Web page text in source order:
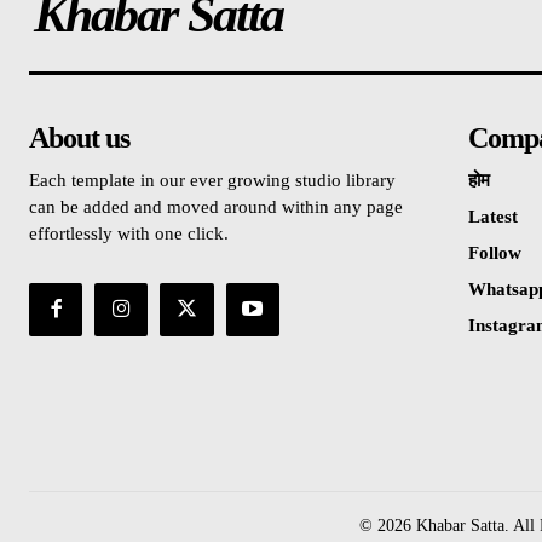
Khabar Satta
About us
Each template in our ever growing studio library
can be added and moved around within any page
effortlessly with one click.
होम
Latest
Follow
© 2026 Khabar Satta. All